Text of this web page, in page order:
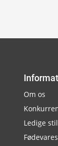
Om os
Ledige